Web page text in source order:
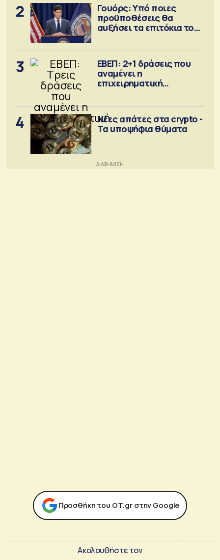
2
Γουόρς: Υπό ποιες
προϋποθέσεις θα
αυξήσει τα επιτόκια τον
3
ΕΒΕΠ: 2+1 δράσεις που
αναμένει η
επιχειρηματική
4
Νέες απάτες στα crypto -
Τα υποψήφια θύματα
Προσθήκη του ΟΤ.gr στην Google
Ακολουθήστε τον